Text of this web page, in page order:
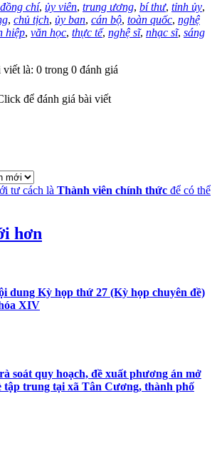
đồng chí, ủy viên, trung ương, bí thư, tỉnh ủy,
, chủ tịch, ủy ban, cán bộ, toàn quốc, nghệ
hiệp, văn học, thực tế, nghệ sĩ, nhạc sĩ, sáng
là: 0 trong 0 đánh giá
để đánh giá bài viết
tư cách là Thành viên chính thức để có thể
hơn
dung Kỳ họp thứ 27 (Kỳ họp chuyên đề)
XIV
soát quy hoạch, đề xuất phương án mở
tập trung tại xã Tân Cương, thành phố